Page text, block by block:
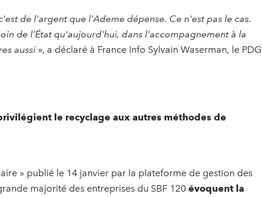
de l'argent que l'Ademe dépense. Ce n'est pas le cas.
de l’État qu'aujourd'hui, dans l'accompagnement à la
aussi », a déclaré à France Info Sylvain Waserman, le PDG
le recyclage aux autres méthodes de
» publié le 14 janvier par la plateforme de gestion des
majorité des entreprises du SBF 120 évoquent la